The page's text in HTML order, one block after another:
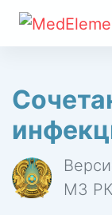
МЗ РК